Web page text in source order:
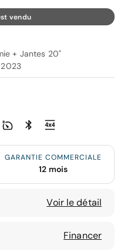
vendu
+ Jantes 20"
GARANTIE COMMERCIALE
12 mois
Voir le détail
Financer